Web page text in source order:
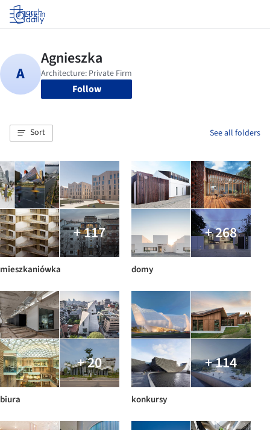
Log in
Follow
Sort See all folders
+ 117
mieszkaniówka
+ 268
domy
+ 20
biura
+ 114
konkursy